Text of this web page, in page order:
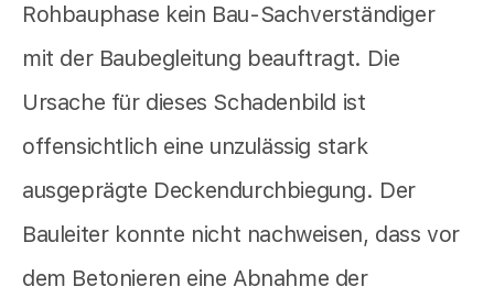
Rohbauphase kein Bau-Sachverständiger
mit der Baubegleitung beauftragt. Die
Ursache für dieses Schadenbild ist
offensichtlich eine unzulässig stark
ausgeprägte Deckendurchbiegung. Der
Bauleiter konnte nicht nachweisen, dass vor
dem Betonieren eine Abnahme der